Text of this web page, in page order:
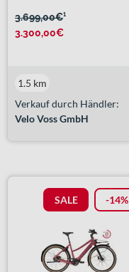
3.699,00€¹
3.300,00€
Verkauf durch Händler:
Velo Voss GmbH
1.5 km
SALE -14%